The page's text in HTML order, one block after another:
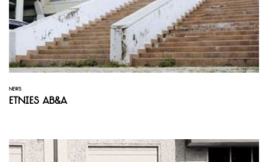
NEWS
Etnies AB&A